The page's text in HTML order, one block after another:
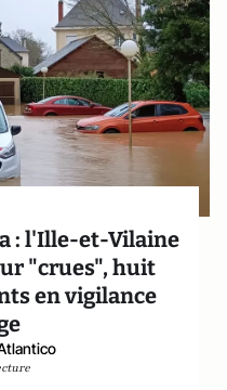
: l'Ille-et-Vilaine
"crues", huit
en vigilance